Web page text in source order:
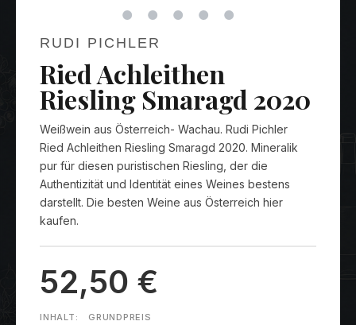
RUDI PICHLER
Ried Achleithen
Riesling Smaragd 2020
Weißwein aus Österreich- Wachau. Rudi Pichler
Ried Achleithen Riesling Smaragd 2020. Mineralik
pur für diesen puristischen Riesling, der die
Authentizität und Identität eines Weines bestens
darstellt. Die besten Weine aus Österreich hier
kaufen.
52,50 €
INHALT: GRUNDPREIS